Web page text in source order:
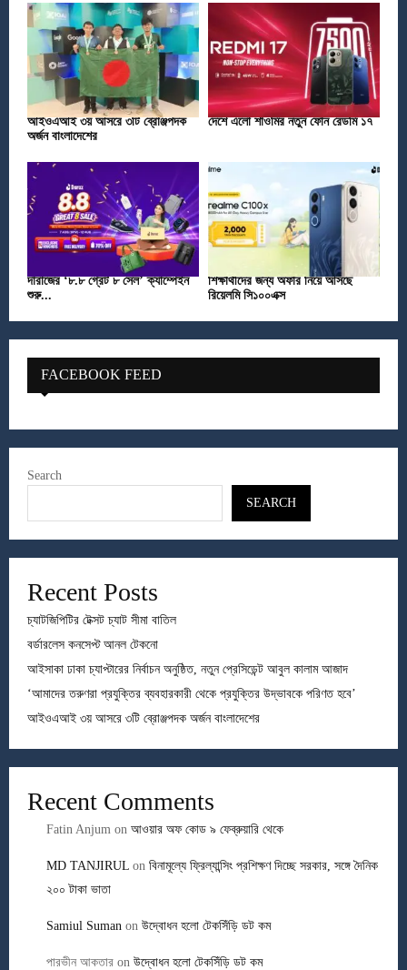
আইওএআই ৩য় আসরে ৩টি ব্রোঞ্জপদক
অর্জন বাংলাদেশের
দেশে এলো শাওমির নতুন ফোন রেডমি ১৭
দারাজের ‘৮.৮ গ্রেট ৮ সেল’ ক্যাম্পেইন
শুরু...
শিক্ষার্থীদের জন্য অফার নিয়ে আসছে
রিয়েলমি সি১০০এক্স
FACEBOOK FEED
Search
SEARCH
Recent Posts
চ্যাটজিপিটির টেক্সট চ্যাট সীমা বাতিল
বর্ডারলেস কনসেপ্ট আনল টেকনো
আইসাকা ঢাকা চ্যাপ্টারের নির্বাচন অনুষ্ঠিত, নতুন প্রেসিডেন্ট আবুল কালাম আজাদ
‘আমাদের তরুণরা প্রযুক্তির ব্যবহারকারী থেকে প্রযুক্তির উদ্ভাবকে পরিণত হবে’
আইওএআই ৩য় আসরে ৩টি ব্রোঞ্জপদক অর্জন বাংলাদেশের
Recent Comments
Fatin Anjum on আওয়ার অফ কোড ৯ ফেব্রুয়ারি থেকে
MD TANJIRUL on বিনামূল্যে ফ্রিল্যান্সিং প্রশিক্ষণ দিচ্ছে সরকার, সঙ্গে দৈনিক
২০০ টাকা ভাতা
Samiul Suman on উদ্বোধন হলো টেকসিঁড়ি ডট কম
পারভীন আকতার on উদ্বোধন হলো টেকসিঁড়ি ডট কম